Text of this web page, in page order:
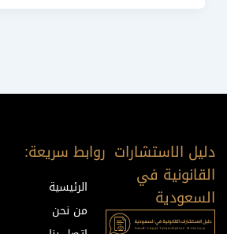
دليل الاستشارات
القانونية في
السعودية
روابط سريعة:
الرئيسية
من نحن